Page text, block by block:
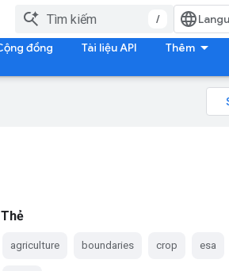
/
đồng Tài liệu API Thêm
Thẻ
agriculture boundaries crop esa